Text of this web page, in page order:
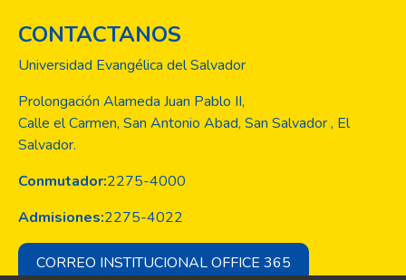
CONTACTANOS
Universidad Evangélica del Salvador
Prolongación Alameda Juan Pablo II,
Calle el Carmen, San Antonio Abad, San Salvador , El
Salvador.
Conmutador:2275-4000
Admisiones:2275-4022
CORREO INSTITUCIONAL OFFICE 365